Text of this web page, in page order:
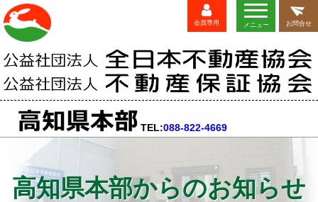
TEL:088-822-4669
会員専用 メニュー お問合せ
高知県本部からのお知らせ